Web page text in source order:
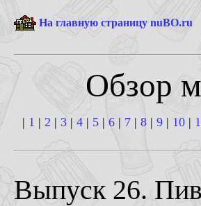
На главную страницу nuBO.ru
Обзор
| 1 | 2 | 3 | 4 | 5 | 6 | 7 | 8 | 9 | 10 |
Выпуск 26.